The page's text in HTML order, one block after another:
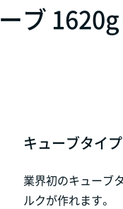
1620g
キューブタイプ
業界初のキューブ
ルクが作れます。